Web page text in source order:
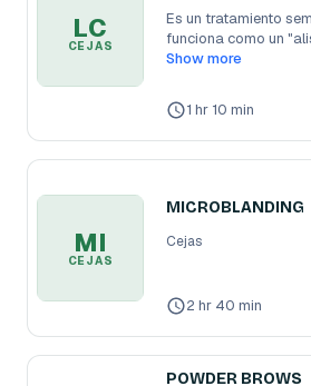
LC
CEJAS
Es un tratamiento
funciona como un
Show more
1 hr 10 min
MI
CEJAS
MICROBLANDING
Cejas
2 hr 40 min
POWDER BROWS